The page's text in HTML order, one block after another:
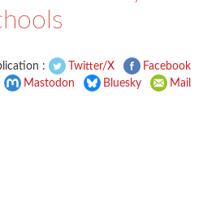
: Twitter/X
Facebook
Mastodon Bluesky Mail